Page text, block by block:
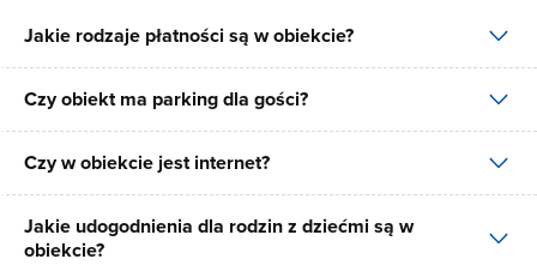
Jakie rodzaje płatności są w obiekcie?
W obiekcie dostępne są następujące formy płatności: gotówka,
płatność przelewem.
Czy obiekt ma parking dla gości?
Tak, Willa Puchatek posiada bezpłatny parking dla gości na 12
miejsc.
Czy w obiekcie jest internet?
Tak, Willa Puchatek udostępnia dla swoich gości internet.
Jakie udogodnienia dla rodzin z dziećmi są w
obiekcie?